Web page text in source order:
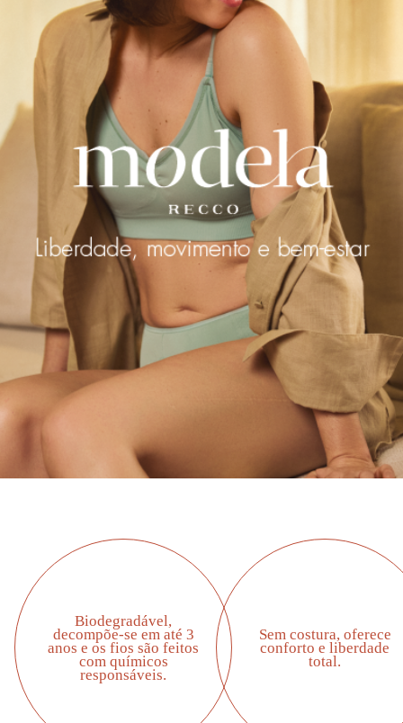
Biodegradável,
decompõe-se em até 3
anos e os fios são feitos
com químicos
responsáveis.
Sem costura, oferece
conforto e liberdade
total.